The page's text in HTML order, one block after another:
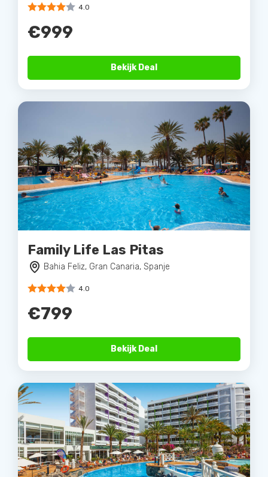
4.0
€999
Bekijk Deal
Family Life Las Pitas
Bahia Feliz, Gran Canaria, Spanje
4.0
€799
Bekijk Deal